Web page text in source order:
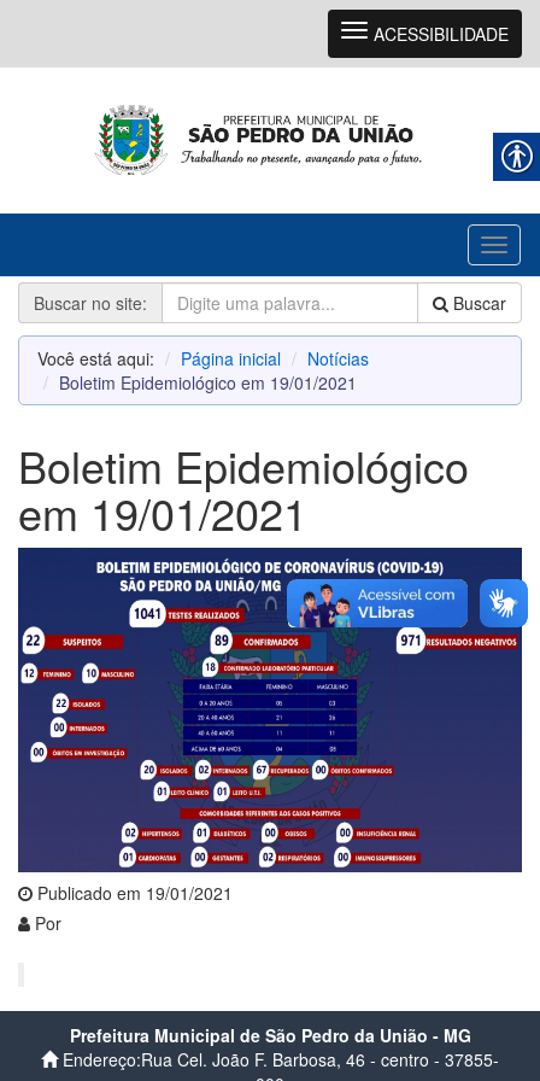
Navegação
ACESSIBILIDADE
Buscar no site:
Buscar
Você está aqui: Página inicial
Notícias
Boletim Epidemiológico em 19/01/2021
Boletim Epidemiológico
em 19/01/2021
Publicado em 19/01/2021
Por
Prefeitura Municipal de São Pedro da União - MG
Endereço:Rua Cel. João F. Barbosa, 46 - centro - 37855-